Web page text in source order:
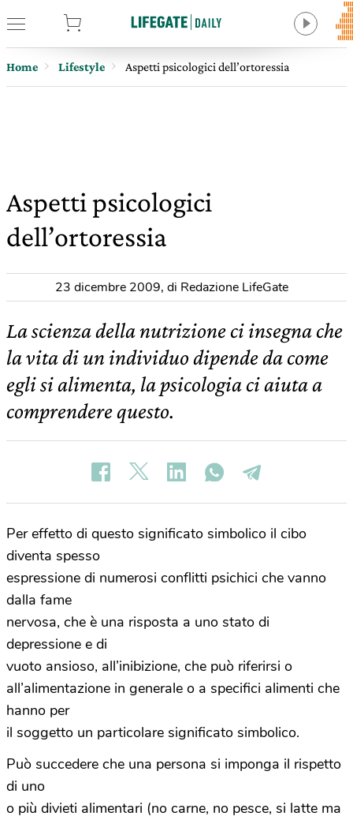
Home Lifestyle Aspetti psicologici dell’ortoressia
Aspetti psicologici
dell’ortoressia
23 dicembre 2009, di Redazione LifeGate
La scienza della nutrizione ci insegna che
la vita di un individuo dipende da come
egli si alimenta, la psicologia ci aiuta a
comprendere questo.
Per effetto di questo significato simbolico il cibo
diventa spesso
espressione di numerosi conflitti psichici che vanno
dalla fame
nervosa, che è una risposta a uno stato di
depressione e di
vuoto ansioso, all’inibizione, che può riferirsi o
all’alimentazione in generale o a specifici alimenti che
hanno per
il soggetto un particolare significato simbolico.
Può succedere che una persona si imponga il rispetto
di uno
o più divieti alimentari (no carne, no pesce, si latte ma